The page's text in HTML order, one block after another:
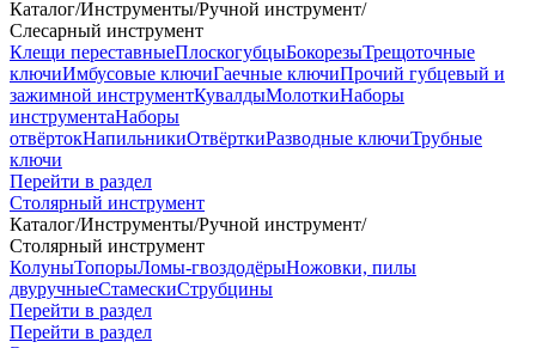
Каталог/Инструменты/Ручной инструмент/
Слесарный инструмент
Клещи переставныеПлоскогубцыБокорезыТрещоточные
ключиИмбусовые ключиГаечные ключиПрочий губцевый и
зажимной инструментКувалдыМолоткиНаборы
инструментаНаборы
отвёртокНапильникиОтвёрткиРазводные ключиТрубные
ключи
Перейти в раздел
Столярный инструмент
Каталог/Инструменты/Ручной инструмент/
Столярный инструмент
КолуныТопорыЛомы-гвоздодёрыНожовки, пилы
двуручныеСтамескиСтрубцины
Перейти в раздел
Перейти в раздел